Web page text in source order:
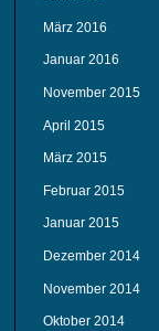
März 2016
Januar 2016
November 2015
April 2015
März 2015
Februar 2015
Januar 2015
Dezember 2014
November 2014
Oktober 2014